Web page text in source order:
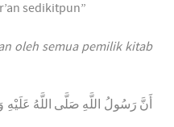
sedikitpun”
oleh semua pemilik kitab
أَنَّ رَسُولُ اللَّهِ صَلَّى اللَّهُ